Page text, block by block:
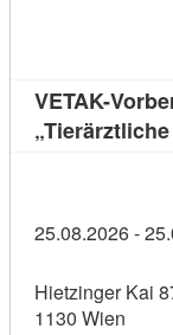
VETAK-
25.08.2026 -
Hietzinger Kai
1130 Wien